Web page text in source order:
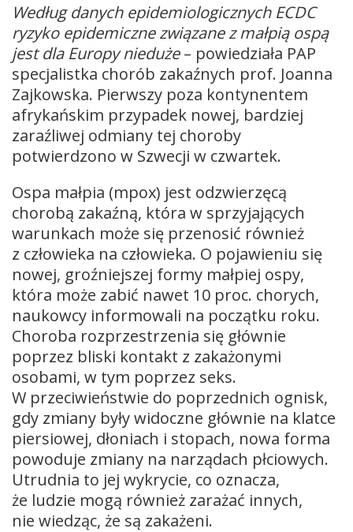
Według danych epidemiologicznych ECDC
ryzyko epidemiczne związane z małpią ospą
jest dla Europy nieduże– powiedziała PAP
specjalistka chorób zakaźnych prof. Joanna
Zajkowska. Pierwszy poza kontynentem
afrykańskim przypadek nowej, bardziej
zaraźliwej odmiany tej choroby
potwierdzono w Szwecji w czwartek.
Ospa małpia (mpox) jest odzwierzęcą
chorobą zakaźną, która w sprzyjających
warunkach może się przenosić również
z człowieka na człowieka. O pojawieniu się
nowej, groźniejszej formy małpiej ospy,
która może zabić nawet 10 proc. chorych,
naukowcy informowali na początku roku.
Choroba rozprzestrzenia się głównie
poprzez bliski kontakt z zakażonymi
osobami, w tym poprzez seks.
W przeciwieństwie do poprzednich ognisk,
gdy zmiany były widoczne głównie na klatce
piersiowej, dłoniach i stopach, nowa forma
powoduje zmiany na narządach płciowych.
Utrudnia to jej wykrycie, co oznacza,
że ludzie mogą również zarażać innych,
nie wiedząc, że są zakażeni.